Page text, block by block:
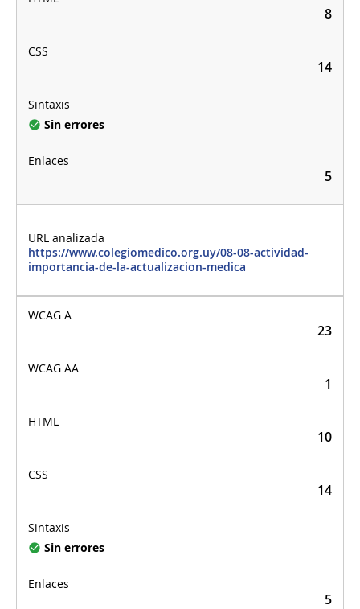
8
14
Sin errores
5
https://www.colegiomedico.org.uy/08-08-actividad-
importancia-de-la-actualizacion-medica
23
1
10
14
Sin errores
5